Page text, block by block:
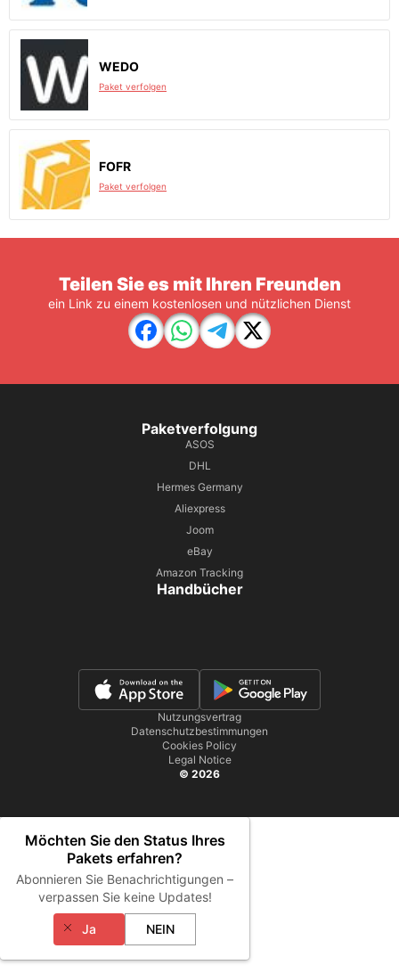
WEDO
Paket verfolgen
FOFR
Paket verfolgen
Teilen Sie es mit Ihren Freunden
ein Link zu einem kostenlosen und nützlichen Dienst
Paketverfolgung
ASOS
DHL
Hermes Germany
Aliexpress
Joom
eBay
Amazon Tracking
Handbücher
Nutzungsvertrag
Datenschutzbestimmungen
Cookies Policy
Legal Notice
© 2026
Möchten Sie den Status Ihres
Pakets erfahren?
Abonnieren Sie Benachrichtigungen –
verpassen Sie keine Updates!
Ja NEIN